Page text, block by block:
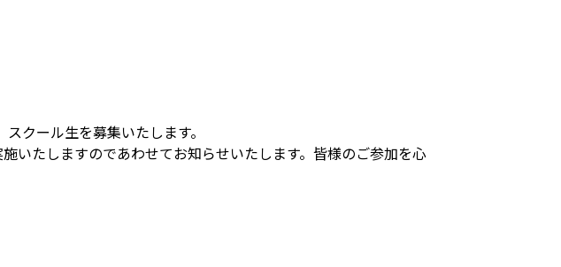
クール生を募集いたします。
いたしますのであわせてお知らせいたします。皆様のご参加を心